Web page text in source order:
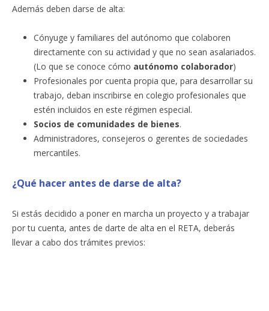
Además deben darse de alta:
Cónyuge y familiares del autónomo que colaboren
directamente con su actividad y que no sean asalariados.
(Lo que se conoce cómo autónomo colaborador)
Profesionales por cuenta propia que, para desarrollar su
trabajo, deban inscribirse en colegio profesionales que
estén incluidos en este régimen especial.
Socios de comunidades de bienes.
Administradores, consejeros o gerentes de sociedades
mercantiles.
¿Qué hacer antes de darse de alta?
Si estás decidido a poner en marcha un proyecto y a trabajar
por tu cuenta, antes de darte de alta en el RETA, deberás
llevar a cabo dos trámites previos: